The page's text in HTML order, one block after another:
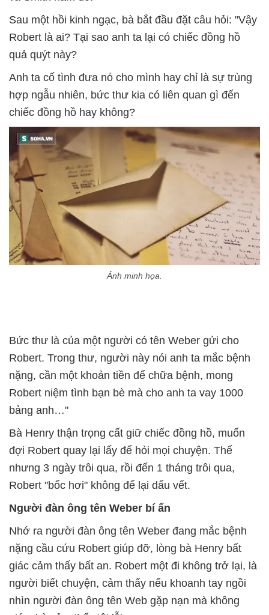
Sau một hồi kinh ngạc, bà bắt đầu đặt câu hỏi: "Vậy
Robert là ai? Tại sao anh ta lại có chiếc đồng hồ
quả quýt này?
Anh ta cố tình đưa nó cho mình hay chỉ là sự trùng
hợp ngẫu nhiên, bức thư kia có liên quan gì đến
chiếc đồng hồ hay không?
Ảnh minh họa.
Bức thư là của một người có tên Weber gửi cho
Robert. Trong thư, người này nói anh ta mắc bệnh
nặng, cần một khoản tiền để chữa bệnh, mong
Robert niệm tình bạn bè mà cho anh ta vay 1000
bảng anh…"
Bà Henry thận trọng cất giữ chiếc đồng hồ, muốn
đợi Robert quay lại lấy để hỏi mọi chuyện. Thế
nhưng 3 ngày trôi qua, rồi đến 1 tháng trôi qua,
Robert "bốc hơi" không để lại dấu vết.
Người đàn ông tên Weber bí ẩn
Nhớ ra người đàn ông tên Weber đang mắc bệnh
nặng cầu cứu Robert giúp đỡ, lòng bà Henry bất
giác cảm thấy bất an. Robert một đi không trở lại, là
người biết chuyện, cảm thấy nếu khoanh tay ngồi
nhìn người đàn ông tên Web gặp nạn mà không